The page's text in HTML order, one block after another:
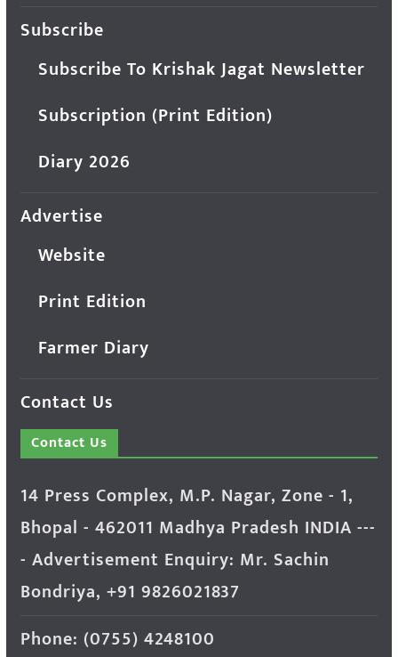
Subscribe
Subscribe To Krishak Jagat Newsletter
Subscription (Print Edition)
Diary 2026
Advertise
Website
Print Edition
Farmer Diary
Contact Us
Contact Us
14 Press Complex, M.P. Nagar, Zone - 1,
Bhopal - 462011 Madhya Pradesh INDIA ---
- Advertisement Enquiry: Mr. Sachin
Bondriya, +91 9826021837
Phone: (0755) 4248100